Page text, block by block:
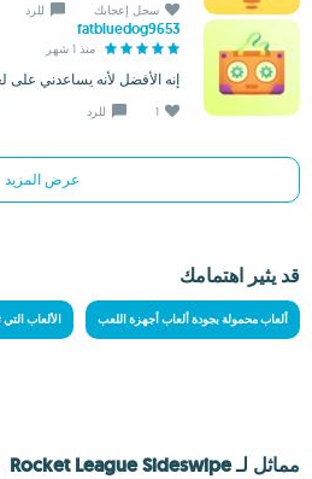
سجل إعجابك للرد
fatbluedog9653
منذ 1 شهر
إنه الأفضل لأنه يساعدني على
1 للرد
عرض المزيد
قد يثير اهتمامك
ألعاب محمولة بجودة ألعاب أجهزة اللعب الألعاب
مماثل لـ Rocket League Sideswipe